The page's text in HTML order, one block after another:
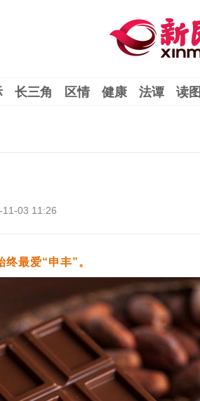
长三角 区情 健康 法谭 读图
11-03 11:26
最爱“申丰”。